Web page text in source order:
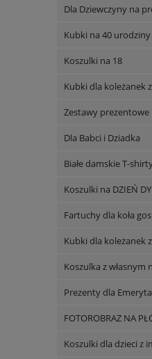
Dla Dziewczyny na
Kubki na 40 urodziny
Koszulki na 18
Kubki dla koleżanek
Zestawy
Dla Babci i Dziadka
Białe damskie T-
Koszulki na DZIEŃ
Fartuchy dla koła
Kubki dla koleżanek
Koszulka z własnym
Prezenty dla
FOTOROBRAZ NA
Koszulki dla dzieci z